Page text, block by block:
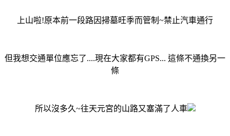
上山啦!原本前一段路因掃墓旺季而管制~禁止汽車通行
但我想交通單位應忘了....現在大家都有GPS... 這條不通換另一
條
所以沒多久~往天元宮的山路又塞滿了人車